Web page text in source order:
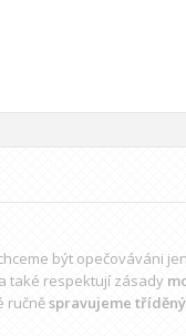
být opečováváni jen
také respektují zásady
ručněspravujeme